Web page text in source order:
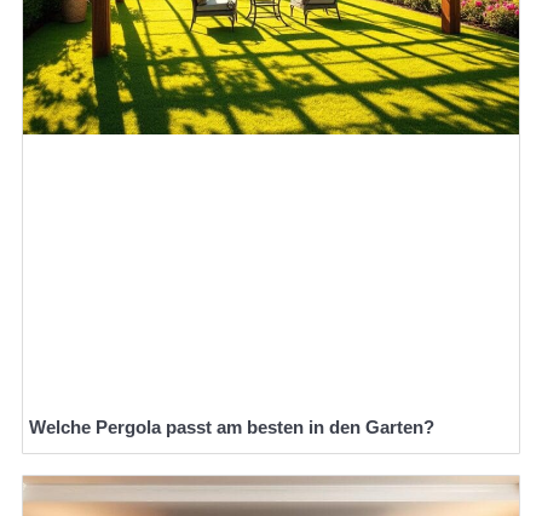
Welche Pergola passt am besten in den Garten?